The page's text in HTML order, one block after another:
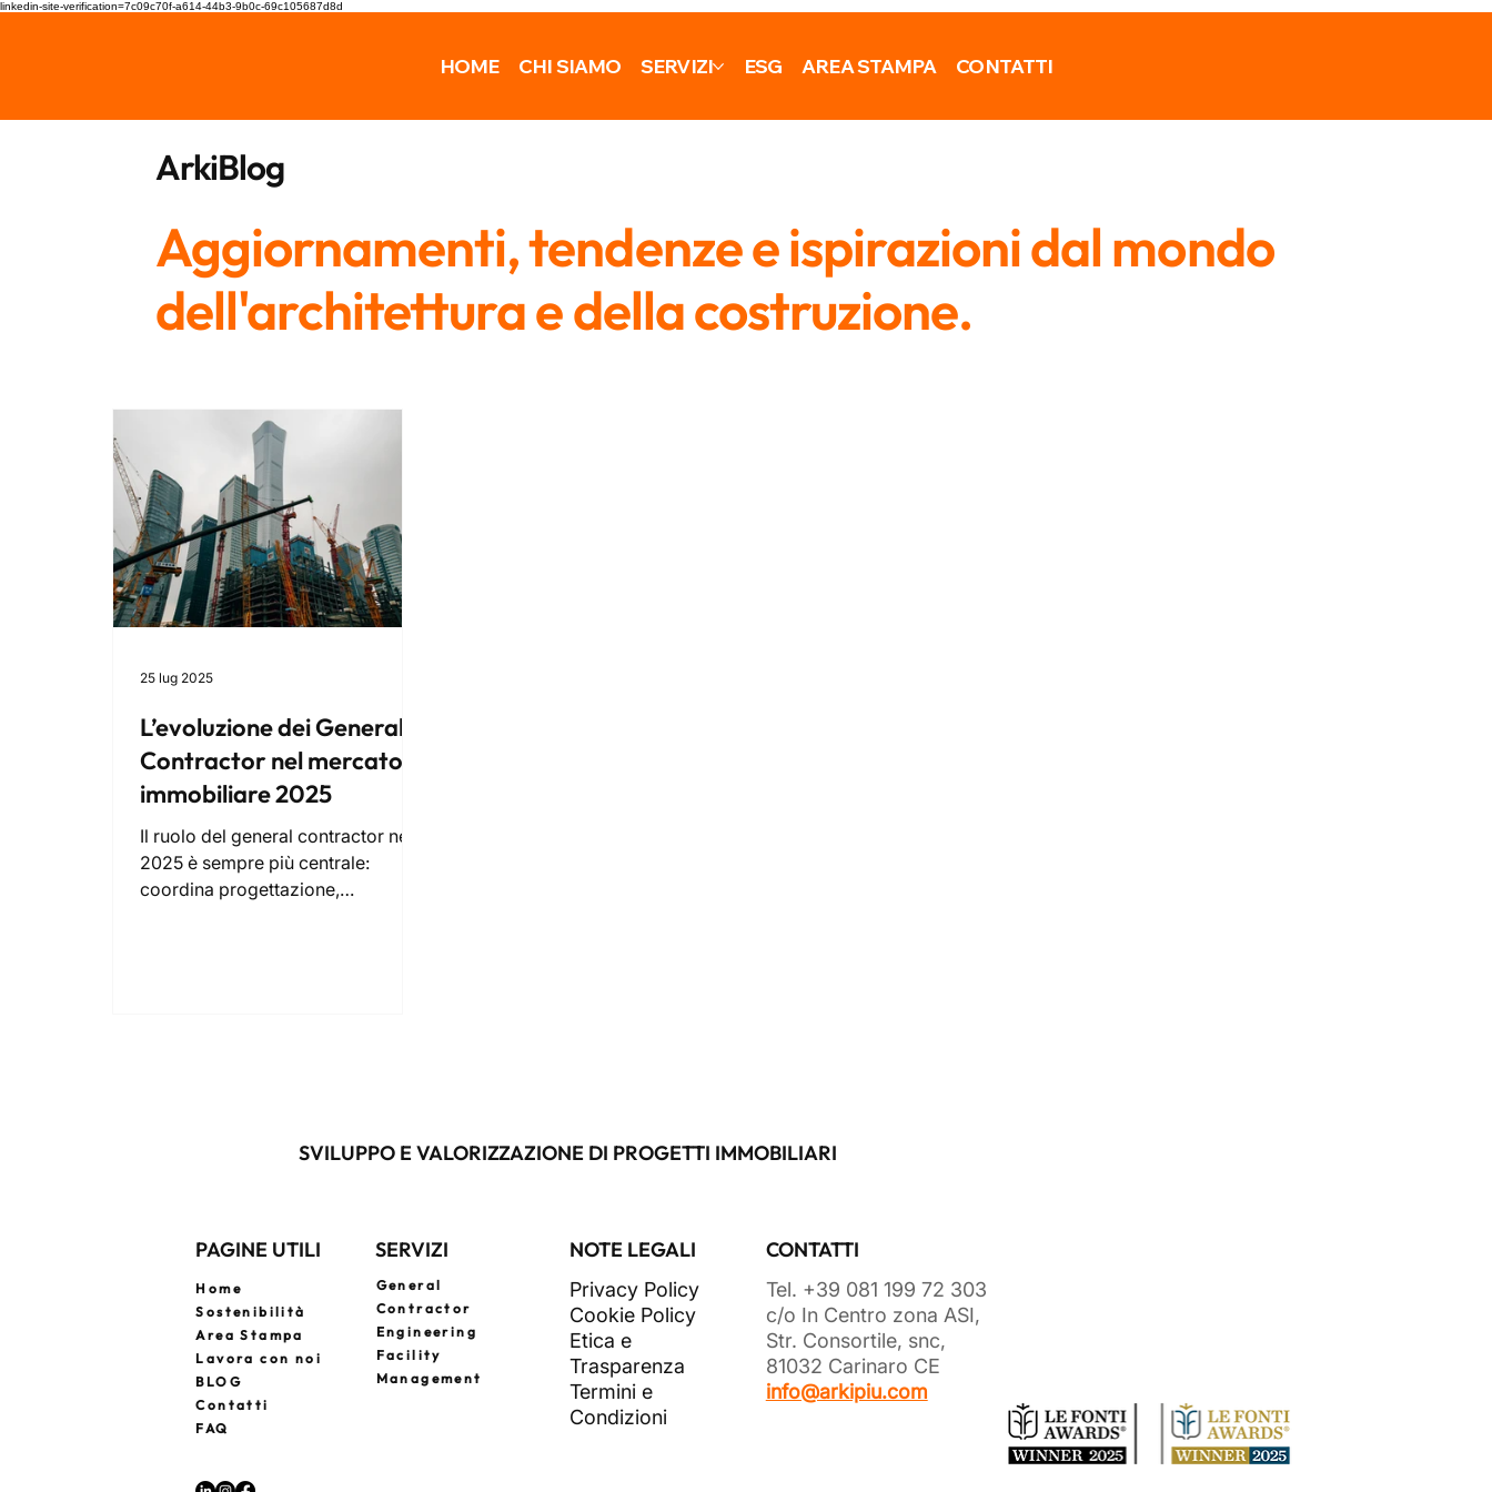
linkedin-site-verification=7c09c70f-a614-44b3-9b0c-69c105687d8d
HOME CHI SIAMO SERVIZI ESG AREA STAMPA CONTATTI
ArkiBlog
Aggiornamenti, tendenze e ispirazioni dal mondo
dell'architettura e della costruzione.
L’evoluzione dei General
Contractor nel mercato
immobiliare 2025
Il ruolo del general contractor nel
2025 è sempre più centrale:
coordina progettazione,
25 lug 2025
SVILUPPO E VALORIZZAZIONE DI PROGETTI IMMOBILIARI
PAGINE UTILI
Home
Sostenibilità
Area Stampa
Lavora con noi
BLOG
Contatti
FAQ
SERVIZI
General
Contractor
Engineering
Facility
Management
NOTE LEGALI
Privacy Policy
Cookie Policy
Etica e
Trasparenza
Termini e
Condizioni
CONTATTI
Tel. +39 081 199 72 303
c/o In Centro zona ASI,
Str. Consortile, snc,
81032 Carinaro CE
info@arkipiu.com